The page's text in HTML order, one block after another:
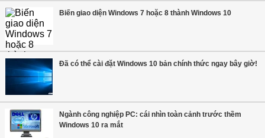
Biến giao diện Windows 7 hoặc 8 thành Windows 10
Đã có thể cài đặt Windows 10 bản chính thức ngay bây giờ!
Ngành công nghiệp PC: cái nhìn toàn cảnh trước thềm
Windows 10 ra mắt